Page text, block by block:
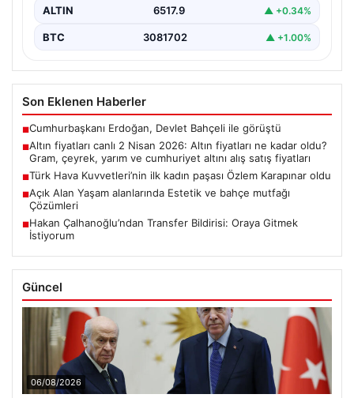
ALTIN 6517.9 ▲ +0.34%
BTC 3081702 ▲ +1.00%
Son Eklenen Haberler
■Cumhurbaşkanı Erdoğan, Devlet Bahçeli ile görüştü
■Altın fiyatları canlı 2 Nisan 2026: Altın fiyatları ne kadar oldu?
Gram, çeyrek, yarım ve cumhuriyet altını alış satış fiyatları
■Türk Hava Kuvvetleri’nin ilk kadın paşası Özlem Karapınar oldu
■Açık Alan Yaşam alanlarında Estetik ve bahçe mutfağı
Çözümleri
■Hakan Çalhanoğlu’ndan Transfer Bildirisi: Oraya Gitmek
İstiyorum
Güncel
06/08/2026